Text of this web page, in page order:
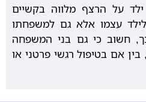
ילד על הרצף מלווה בקשיים
עצמו אלא גם למשפחתו
חשוב כי גם בני המשפחה
בין אם בטיפול רגשי פרטני או